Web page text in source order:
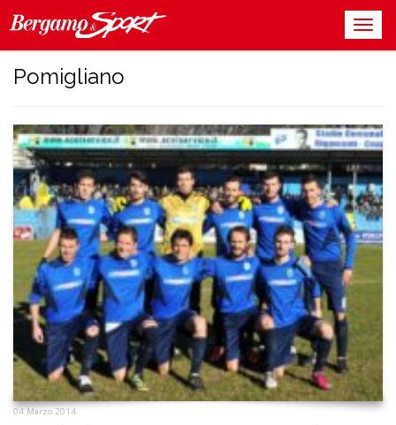
Pomigliano
04 Marzo 2014